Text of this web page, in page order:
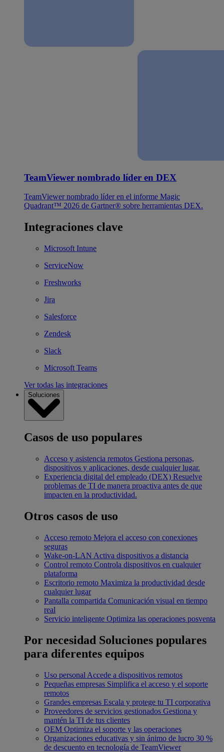
TeamViewer nombrado líder en DEX
TeamViewer nombrado líder en el informe Magic
Quadrant™ 2026 de Gartner® sobre herramientas DEX.
Integraciones clave
Microsoft Intune
ServiceNow
Freshworks
Jira
Salesforce
Zendesk
Slack
Microsoft Teams
Ver todas las integraciones
Soluciones
Casos de uso populares
Acceso y asistencia remotos Gestiona personas,
dispositivos y aplicaciones, desde cualquier lugar.
Experiencia digital del empleado (DEX) Resuelve
problemas de TI de manera proactiva antes de que
impacten en la productividad.
Otros casos de uso
Acceso remoto Mejora el acceso con conexiones
seguras
Wake-on-LAN Activa dispositivos a distancia
Control remoto Controla dispositivos en cualquier
plataforma
Escritorio remoto Maximiza la productividad desde
cualquier lugar
Pantalla compartida Comunicación visual en tiempo
real
Servicio inteligente Optimiza las operaciones posventa
Por necesidad Soluciones populares
para diferentes equipos
Uso personal Accede a dispositivos remotos
Pequeñas empresas Simplifica el acceso y el soporte
remotos
Grandes empresas Escala y protege tu TI corporativa
Proveedores de servicios gestionados Gestiona y
mantén la TI de tus clientes
OEM Optimiza el soporte y las operaciones
Organizaciones educativas y sin ánimo de lucro 30 %
de descuento en tecnología de TeamViewer